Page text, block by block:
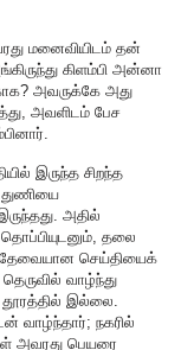
மனைவியிடம் தன்
கிளம்பி அன்னா
அவருக்கே அது
அவளிடம் பேச
இருந்த சிறந்த
அதில்
தலை
தேவையான செய்தியைக்
வாழ்ந்து
தூரத்தில் இல்லை.
வாழ்ந்தார்; நகரில்
அவரது பெயரை